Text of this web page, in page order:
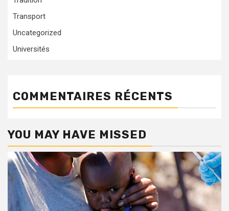
Transport
Uncategorized
Universités
COMMENTAIRES RÉCENTS
YOU MAY HAVE MISSED